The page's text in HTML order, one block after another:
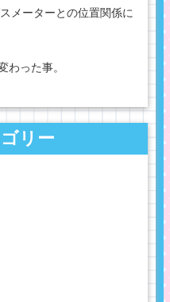
メーターとの位置関係に
わった事。
リー